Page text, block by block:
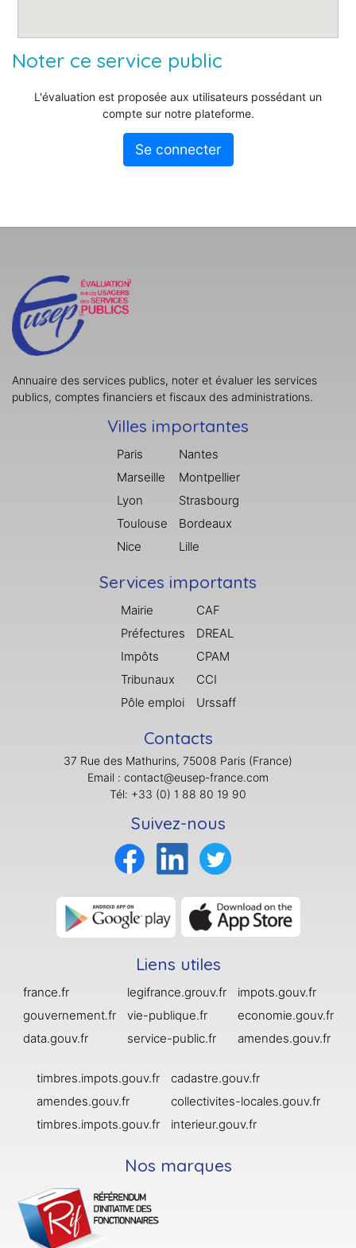
Noter ce service public
L'évaluation est proposée aux utilisateurs possédant un
compte sur notre plateforme.
Se connecter
Annuaire des services publics, noter et évaluer les services
publics, comptes financiers et fiscaux des administrations.
Villes importantes
Paris
Marseille
Lyon
Toulouse
Nice
Nantes
Montpellier
Strasbourg
Bordeaux
Lille
Services importants
Mairie
Préfectures
Impôts
Tribunaux
Pôle emploi
CAF
DREAL
CPAM
CCI
Urssaff
Contacts
37 Rue des Mathurins, 75008 Paris (France)
Email : contact@eusep-france.com
Tél: +33 (0) 1 88 80 19 90
Suivez-nous
Liens utiles
france.fr
gouvernement.fr
data.gouv.fr
legifrance.grouv.fr
vie-publique.fr
service-public.fr
impots.gouv.fr
economie.gouv.fr
amendes.gouv.fr
timbres.impots.gouv.fr
amendes.gouv.fr
timbres.impots.gouv.fr
cadastre.gouv.fr
collectivites-locales.gouv.fr
interieur.gouv.fr
Nos marques